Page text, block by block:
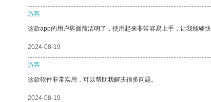
游客
这款app的用户界面简洁明了，使用起来非常容易上手，让我能够
2024-08-19
游客
这款软件非常实用，可以帮助我解决很多问题。
2024-08-19